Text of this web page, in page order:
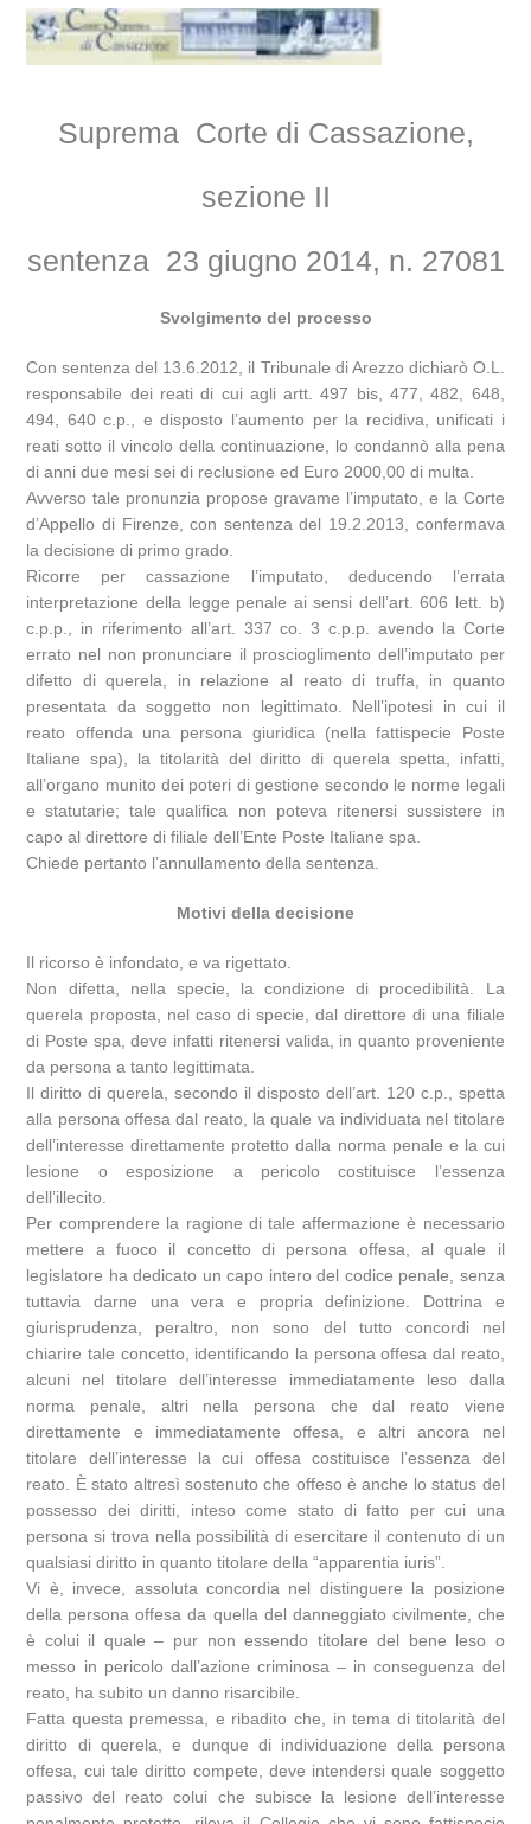
Suprema Corte di Cassazione,
sezione II
sentenza 23 giugno 2014, n. 27081
Svolgimento del processo
Con sentenza del 13.6.2012, il Tribunale di Arezzo dichiarò O.L.
responsabile dei reati di cui agli artt. 497 bis, 477, 482, 648,
494, 640 c.p., e disposto l’aumento per la recidiva, unificati i
reati sotto il vincolo della continuazione, lo condannò alla pena
di anni due mesi sei di reclusione ed Euro 2000,00 di multa.
Avverso tale pronunzia propose gravame l’imputato, e la Corte
d’Appello di Firenze, con sentenza del 19.2.2013, confermava
la decisione di primo grado.
Ricorre per cassazione l’imputato, deducendo l’errata
interpretazione della legge penale ai sensi dell’art. 606 lett. b)
c.p.p., in riferimento all’art. 337 co. 3 c.p.p. avendo la Corte
errato nel non pronunciare il proscioglimento dell’imputato per
difetto di querela, in relazione al reato di truffa, in quanto
presentata da soggetto non legittimato. Nell’ipotesi in cui il
reato offenda una persona giuridica (nella fattispecie Poste
Italiane spa), la titolarità del diritto di querela spetta, infatti,
all’organo munito dei poteri di gestione secondo le norme legali
e statutarie; tale qualifica non poteva ritenersi sussistere in
capo al direttore di filiale dell’Ente Poste Italiane spa.
Chiede pertanto l’annullamento della sentenza.
Motivi della decisione
Il ricorso è infondato, e va rigettato.
Non difetta, nella specie, la condizione di procedibilità. La
querela proposta, nel caso di specie, dal direttore di una filiale
di Poste spa, deve infatti ritenersi valida, in quanto proveniente
da persona a tanto legittimata.
Il diritto di querela, secondo il disposto dell’art. 120 c.p., spetta
alla persona offesa dal reato, la quale va individuata nel titolare
dell’interesse direttamente protetto dalla norma penale e la cui
lesione o esposizione a pericolo costituisce l’essenza
dell’illecito.
Per comprendere la ragione di tale affermazione è necessario
mettere a fuoco il concetto di persona offesa, al quale il
legislatore ha dedicato un capo intero del codice penale, senza
tuttavia darne una vera e propria definizione. Dottrina e
giurisprudenza, peraltro, non sono del tutto concordi nel
chiarire tale concetto, identificando la persona offesa dal reato,
alcuni nel titolare dell’interesse immediatamente leso dalla
norma penale, altri nella persona che dal reato viene
direttamente e immediatamente offesa, e altri ancora nel
titolare dell’interesse la cui offesa costituisce l’essenza del
reato. È stato altresì sostenuto che offeso è anche lo status del
possesso dei diritti, inteso come stato di fatto per cui una
persona si trova nella possibilità di esercitare il contenuto di un
qualsiasi diritto in quanto titolare della “apparentia iuris”.
Vi è, invece, assoluta concordia nel distinguere la posizione
della persona offesa da quella del danneggiato civilmente, che
è colui il quale – pur non essendo titolare del bene leso o
messo in pericolo dall’azione criminosa – in conseguenza del
reato, ha subito un danno risarcibile.
Fatta questa premessa, e ribadito che, in tema di titolarità del
diritto di querela, e dunque di individuazione della persona
offesa, cui tale diritto compete, deve intendersi quale soggetto
passivo del reato colui che subisce la lesione dell’interesse